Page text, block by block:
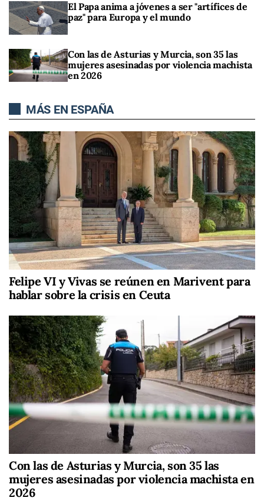
El Papa anima a jóvenes a ser "artífices de
paz" para Europa y el mundo
Con las de Asturias y Murcia, son 35 las
mujeres asesinadas por violencia machista
en 2026
MÁS EN ESPAÑA
Felipe VI y Vivas se reúnen en Marivent para
hablar sobre la crisis en Ceuta
Con las de Asturias y Murcia, son 35 las
mujeres asesinadas por violencia machista en
2026